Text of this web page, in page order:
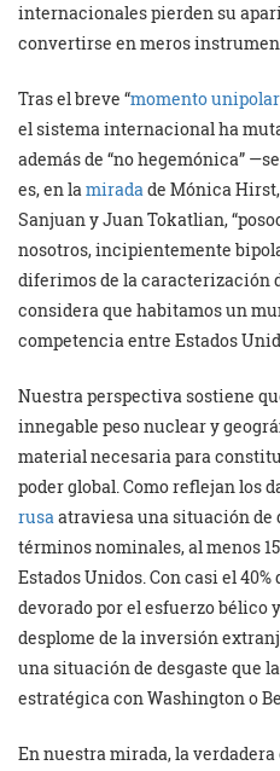
internacionales pierden su
convertirse en meros
Tras el breve “momento unipolar
el sistema internacional ha
además de “no hegemónica”
es, en lamiradade Mónica
Sanjuan y Juan Tokatlian,
nosotros, incipientemente
diferimos de la caracterización
considera que habitamos un
competencia entre Estados
Nuestra perspectiva sostiene
innegable peso nuclear y
material necesaria para
poder global. Como reflejan los
rusaatraviesa una situación de
términos nominales, al menos
Estados Unidos. Con casi el
devorado por el esfuerzo bélico
desplome de la inversión
una situación de desgaste que
estratégica con Washington o
En nuestra mirada, la